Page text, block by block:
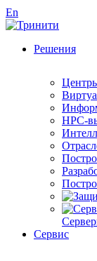
En
Решения
HPC-
Сервис